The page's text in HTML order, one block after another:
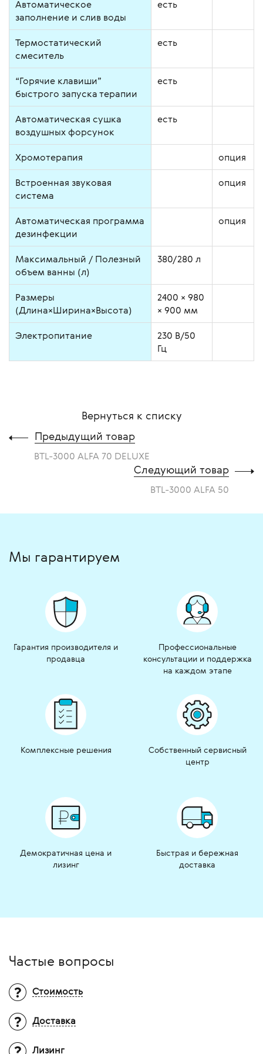
Автоматическое
заполнение и слив воды
есть
Термостатический
смеситель
есть
“Горячие клавиши”
быстрого запуска терапии
есть
Автоматическая сушка
воздушных форсунок
есть
Хромотерапия
опция
Встроенная звуковая
система
опция
Автоматическая программа
дезинфекции
опция
Максимальный / Полезный
объем ванны (л)
380/280 л
Размеры
(Длина×Ширина×Высота)
2400 × 980
× 900 мм
Электропитание
230 В/50
Гц
Вернуться к списку
Предыдущий товар
BTL-3000 ALFA 70 DELUXE
Следующий товар
BTL-3000 ALFA 50
Мы гарантируем
Гарантия производителя и
продавца
Профессиональные
консультации и поддержка
на каждом этапе
Комплексные решения
Собственный сервисный
центр
Демократичная цена и
лизинг
Быстрая и бережная
доставка
Частые вопросы
Стоимость
Вопрос:Почему на многие товары не
Ответ:
Доставка
Территория доставки?
Лизинг